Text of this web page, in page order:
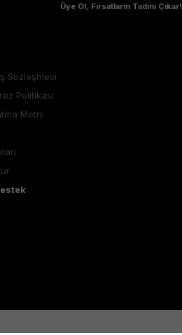
Sözleşmesi
Politikası
Metni
Üye Ol, Fırsatların Tadını Çıkar!